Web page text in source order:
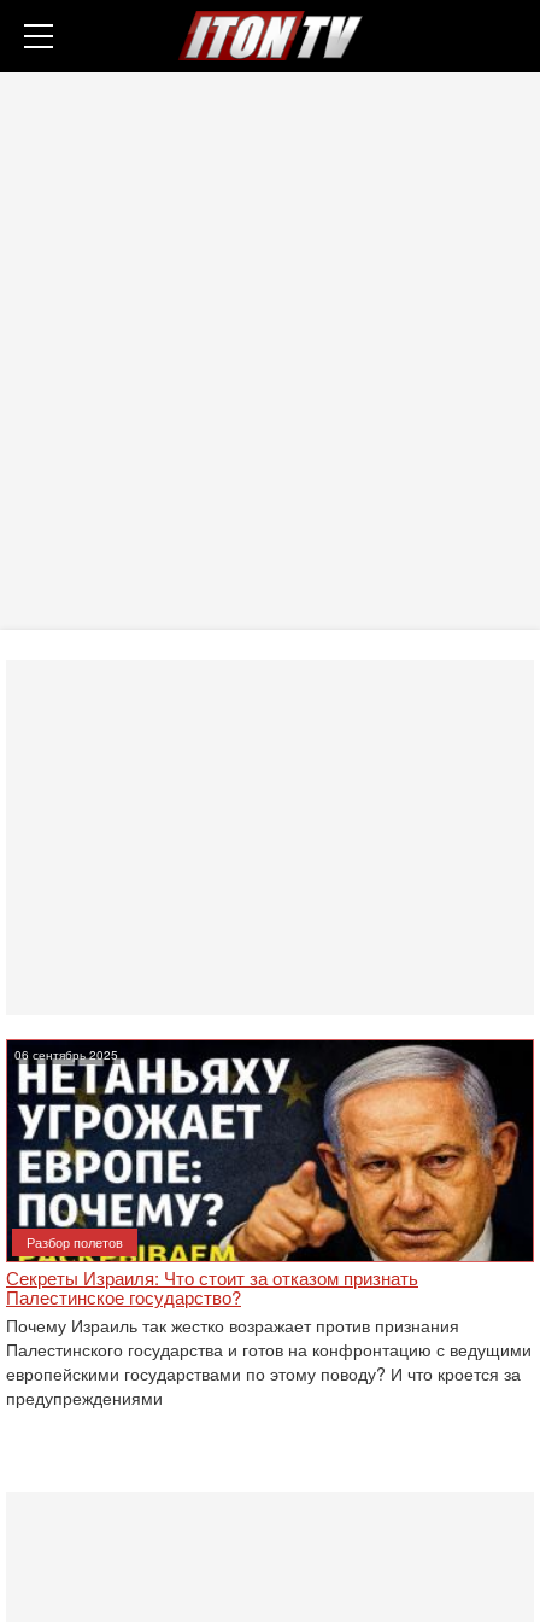
06 сентябрь 2025
Разбор полетов
Секреты Израиля: Что стоит за отказом признать
Палестинское государство?
Почему Израиль так жестко возражает против признания
Палестинского государства и готов на конфронтацию с ведущими
европейскими государствами по этому поводу? И что кроется за
предупреждениями